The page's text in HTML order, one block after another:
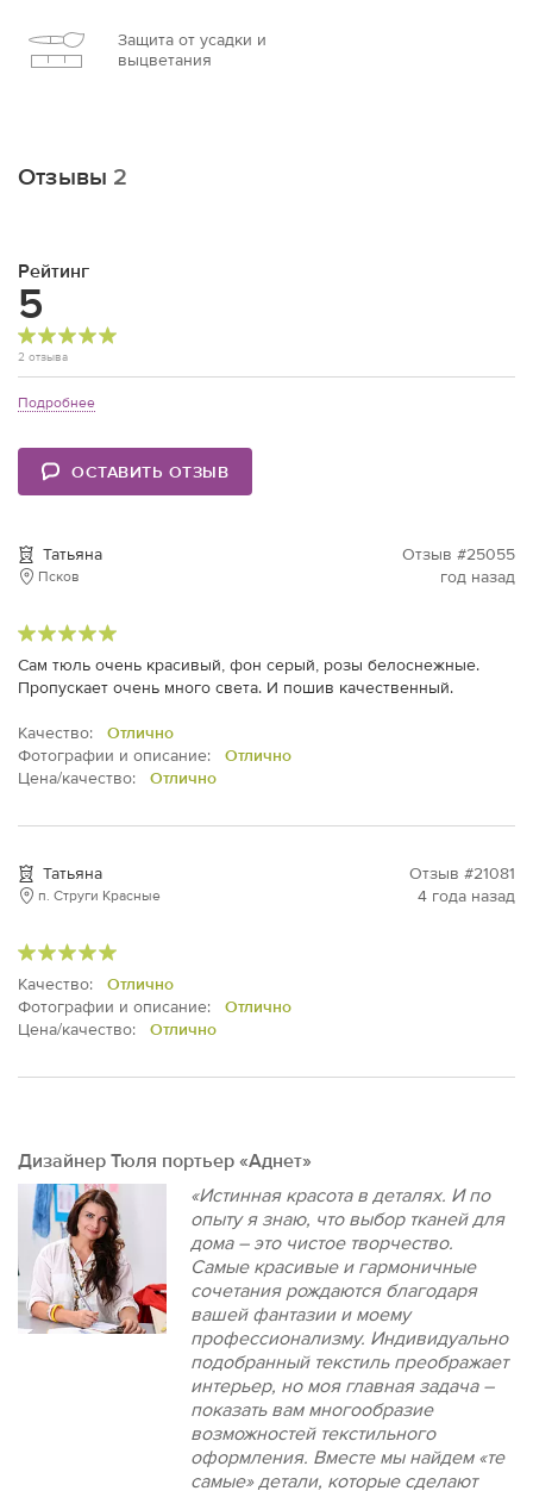
Защита от усадки и
выцветания
Отзывы 2
Рейтинг
5
2 отзыва
Подробнее
ОСТАВИТЬ ОТЗЫВ
Отзыв #25055
год назад
Татьяна
Псков
Сам тюль очень красивый, фон серый, розы белоснежные.
Пропускает очень много света. И пошив качественный.
Качество:
Отлично
Фотографии и описание:
Отлично
Цена/качество:
Отлично
Отзыв #21081
4 года назад
Татьяна
п. Струги Красные
Качество:
Отлично
Фотографии и описание:
Отлично
Цена/качество:
Отлично
Дизайнер Тюля портьер «Аднет»
«Истинная красота в деталях. И по
опыту я знаю, что выбор тканей для
дома – это чистое творчество.
Самые красивые и гармоничные
сочетания рождаются благодаря
вашей фантазии и моему
профессионализму. Индивидуально
подобранный текстиль преображает
интерьер, но моя главная задача –
показать вам многообразие
возможностей текстильного
оформления. Вместе мы найдем «те
самые» детали, которые сделают